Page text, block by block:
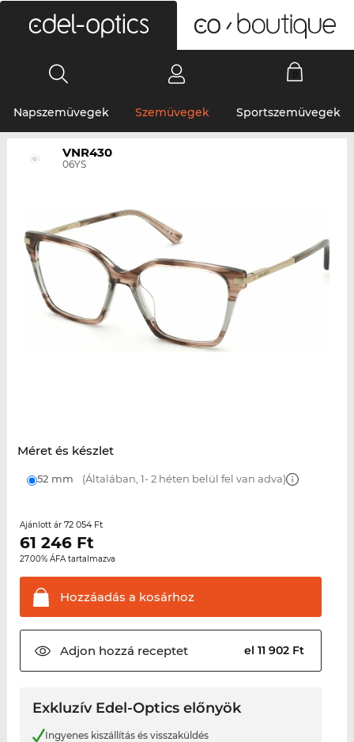
Napszemüvegek Szemüvegek Sportszemüvegek
VNR430
06YS
Méret és készlet
52 mm (Általában, 1- 2 héten belül fel van adva)
Ajánlott ár 72 054 Ft
61 246Ft
27.00% ÁFA tartalmazva
Hozzáadás a kosárhoz
Adjon hozzá receptet el 11 902 Ft
Exkluzív Edel-Optics előnyök
Ingyenes kiszállítás és visszaküldés